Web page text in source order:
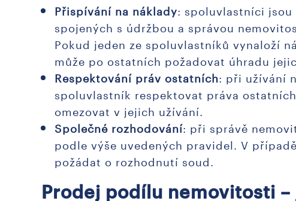
Přispívání na náklady: spoluvlastníci
spojených s údržbou a správou
Pokud jeden ze spoluvlastníků vynaloží
může po ostatních požadovat úhradu
Respektování práv ostatních: při užívání
spoluvlastník respektovat práva
omezovat v jejich užívání.
Společné rozhodování: při správě
podle výše uvedených pravidel. V
požádat o rozhodnutí soud.
Prodej podílu nemovitosti –